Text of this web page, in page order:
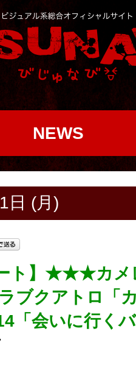
NEWS
日 (月)
ート】★★★カ
ブクアトロ「
「会いに行く